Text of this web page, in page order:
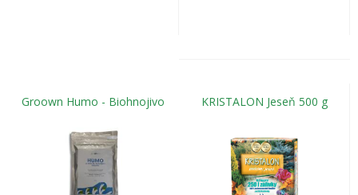
Groown Humo - Biohnojivo KRISTALON Jeseň 500 g